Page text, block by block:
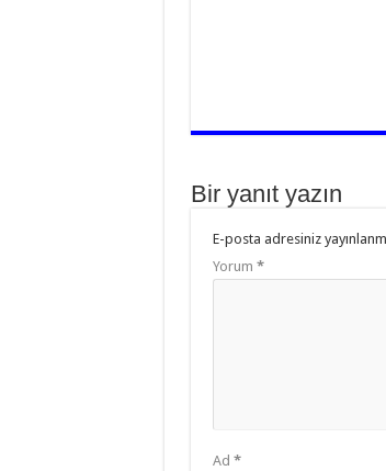
Bir yanıt yazın
E-posta adresiniz
Yorum *
Ad *